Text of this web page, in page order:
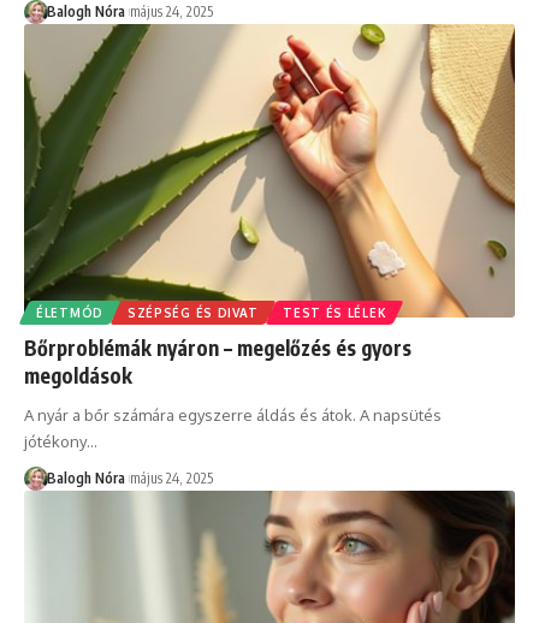
Balogh Nóra május 24, 2025
ÉLETMÓD SZÉPSÉG ÉS DIVAT TEST ÉS LÉLEK
Bőrproblémák nyáron – megelőzés és gyors
megoldások
A nyár a bőr számára egyszerre áldás és átok. A napsütés
jótékony…
Balogh Nóra május 24, 2025